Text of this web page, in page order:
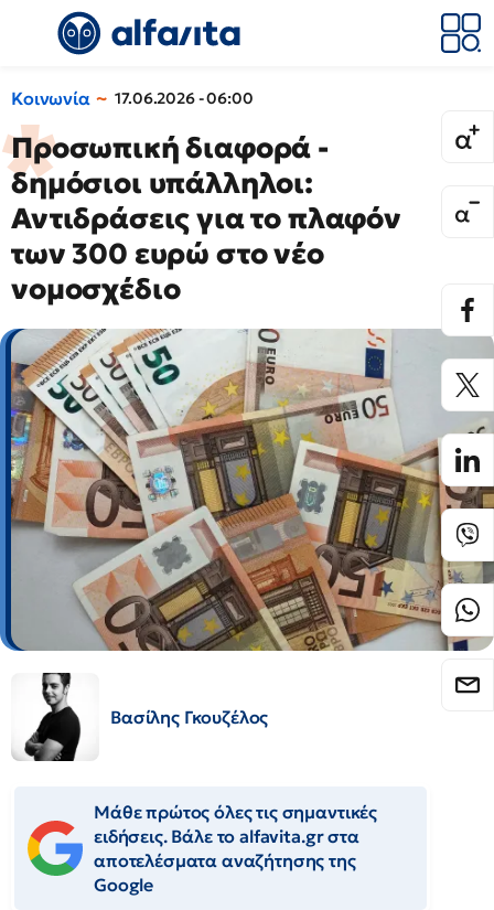
Κοινωνία 17.06.2026 - 06:00
Προσωπική διαφορά -
δημόσιοι υπάλληλοι:
Αντιδράσεις για το πλαφόν
των 300 ευρώ στο νέο
νομοσχέδιο
Βασίλης Γκουζέλος
Μάθε πρώτος όλες τις σημαντικές
ειδήσεις. Βάλε το alfavita.gr στα
αποτελέσματα αναζήτησης της
Google